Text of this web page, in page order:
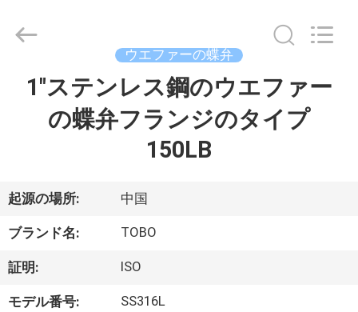
ダ
ク
ト
2021
GROUP
ウエファーの蝶弁
1"ステンレス鋼のウエファー
の蝶弁フランジのタイプ
150LB
起源の場所: 中国
ブランド名: TOBO
証明: ISO
モデル番号: SS316L